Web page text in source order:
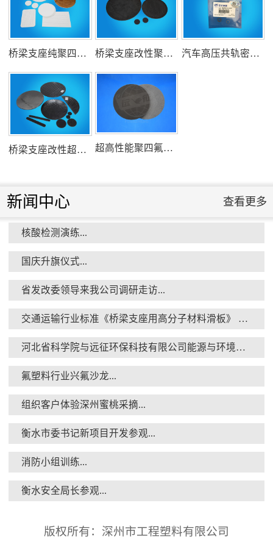
氟塑料行业兴氟沙龙...
组织客户体验深州蜜桃采摘...
衡水市委书记新项目开发参观...
消防小组训练...
桥梁支座纯聚四氟乙烯滑板 桥梁支座改性聚四氟乙烯滑板 汽车高压共轨密封圈
桥梁支座改性超高分子量聚乙烯滑板 超高性能聚四氟乙烯滑板
新闻中心 查看更多
核酸检测演练...
国庆升旗仪式...
省发改委领导来我公司调研走访...
交通运输行业标准《桥梁支座用高分子材料滑板》 送审稿审查会在京召开...
河北省科学院与远征环保科技有限公司能源与环境新材料成果转化基地签约暨揭牌仪式...
氟塑料行业兴氟沙龙...
组织客户体验深州蜜桃采摘...
衡水市委书记新项目开发参观...
消防小组训练...
衡水安全局长参观...
版权所有：深州市工程塑料有限公司